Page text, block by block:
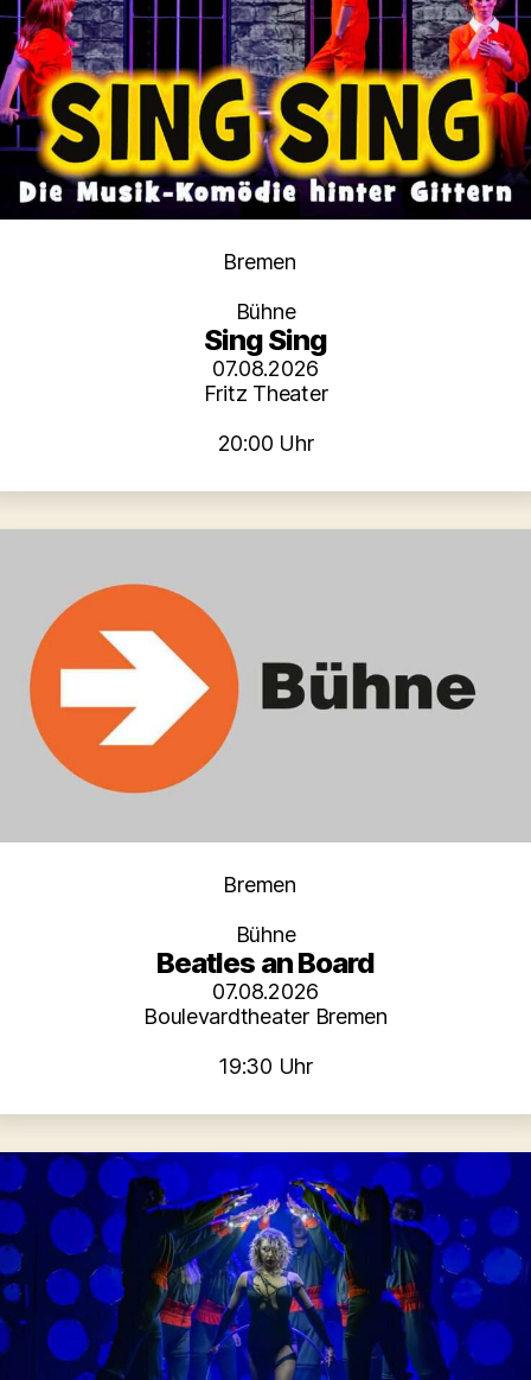
Kategorien
Bremen
Bühne
Sing Sing
07.08.2026
Fritz Theater
20:00 Uhr
Kategorien
Bremen
Bühne
Beatles an Board
07.08.2026
Boulevardtheater Bremen
19:30 Uhr